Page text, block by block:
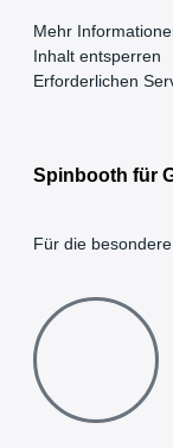
Mehr
Inhalt entsperren
Erforderlichen
Spinbooth für
Für die